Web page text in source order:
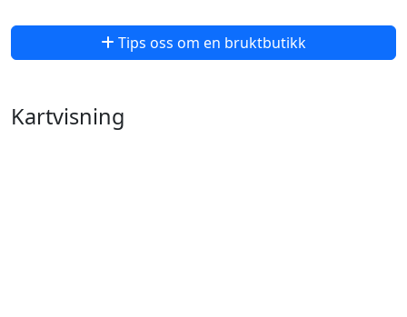
Tips oss om en bruktbutikk
Kartvisning